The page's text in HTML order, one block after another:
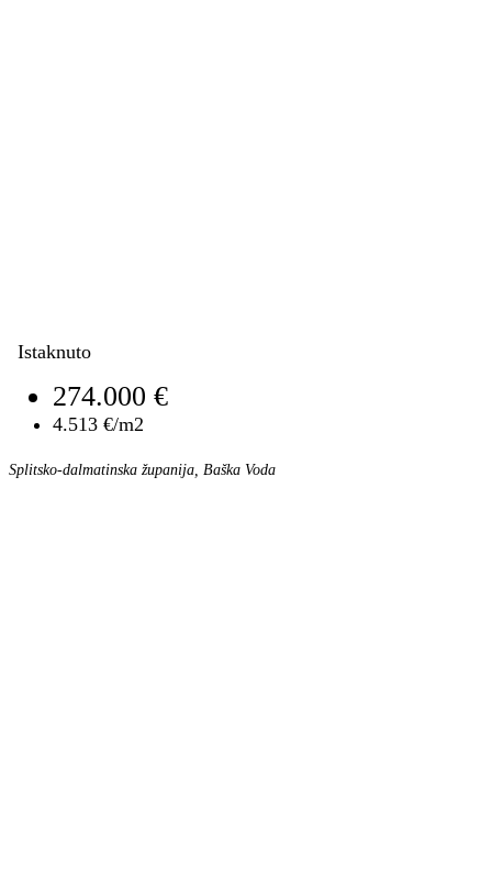
Istaknuto
274.000 €
4.513 €/m2
Splitsko-dalmatinska županija, Baška Voda